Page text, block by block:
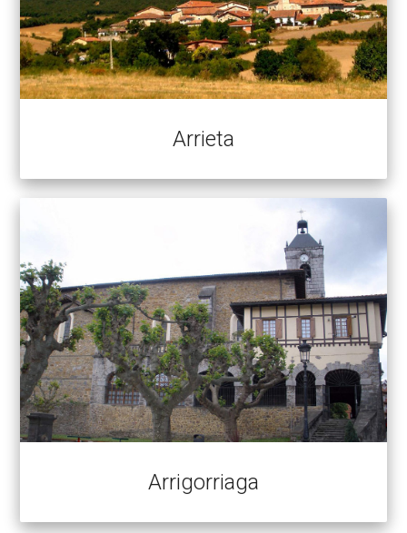
Arrieta
Arrigorriaga